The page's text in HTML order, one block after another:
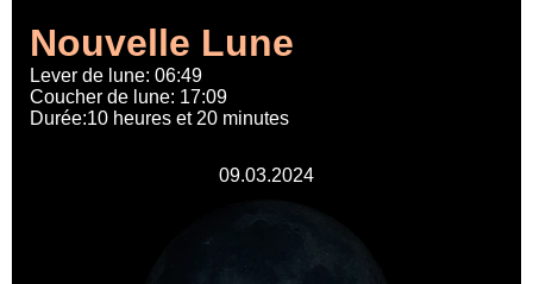
Nouvelle Lune
Lever de lune: 06:49
Coucher de lune: 17:09
Durée:10 heures et 20 minutes
09.03.2024